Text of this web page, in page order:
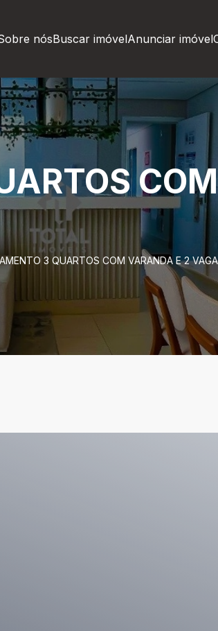
nósBuscar imóvelAnunciar imóvel
3 QUARTOS COM VARANDA E 2